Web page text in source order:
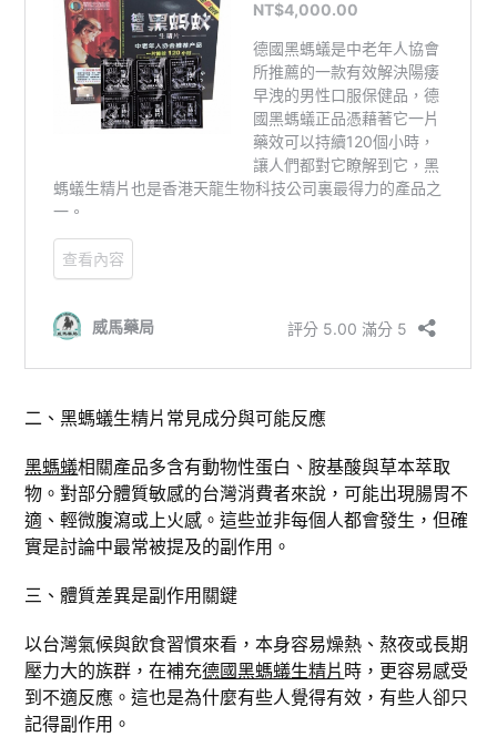
二、黑螞蟻生精片常見成分與可能反應
黑螞蟻相關產品多含有動物性蛋白、胺基酸與草本萃取
物。對部分體質敏感的台灣消費者來說，可能出現腸胃不
適、輕微腹瀉或上火感。這些並非每個人都會發生，但確
實是討論中最常被提及的副作用。
三、體質差異是副作用關鍵
以台灣氣候與飲食習慣來看，本身容易燥熱、熬夜或長期
壓力大的族群，在補充德國黑螞蟻生精片時，更容易感受
到不適反應。這也是為什麼有些人覺得有效，有些人卻只
記得副作用。